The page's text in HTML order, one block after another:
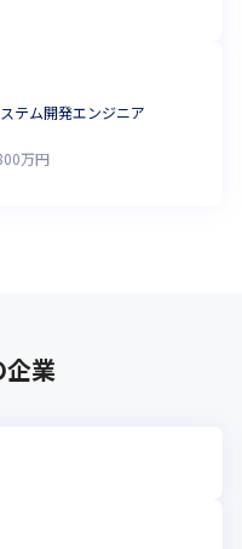
テム開発エンジニア
万円
企業